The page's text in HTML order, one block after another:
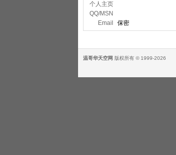
个人主页
QQ/MSN
Email
保密
温哥华天空网 版权所有 © 1999-2026